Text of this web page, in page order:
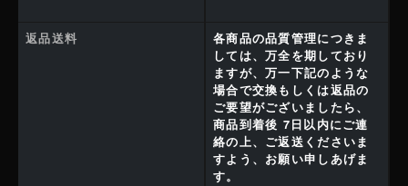
返品送料
各商品の品質管理につきま
しては、万全を期しており
ますが、万一下記のような
場合で交換もしくは返品の
ご要望がございましたら、
商品到着後 7日以内にご連
絡の上、ご返送くださいま
すよう、お願い申しあげま
す。